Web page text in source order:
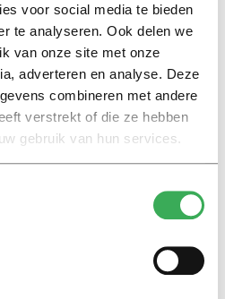
voor social media te bieden
te analyseren. Ook delen we
van onze site met onze
adverteren en analyse. Deze
combineren met andere
verstrekt of die ze hebben
gebruik van hun services.
infrastructuur
ze die beter kunnen delen.
al betrokken bij
ict in het hoger onderwijs en
open lesmaterialen gaat
afwentelen op studenten,
van het
is niet mogelijk, want
Hij wil erover praten met